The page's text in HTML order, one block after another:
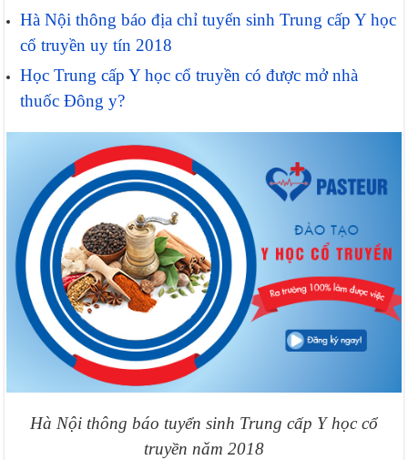
Hà Nội thông báo địa chỉ tuyển sinh Trung cấp Y học
cổ truyền uy tín 2018
Học Trung cấp Y học cổ truyền có được mở nhà
thuốc Đông y?
Hà Nội thông báo tuyển sinh Trung cấp Y học cổ
truyền năm 2018